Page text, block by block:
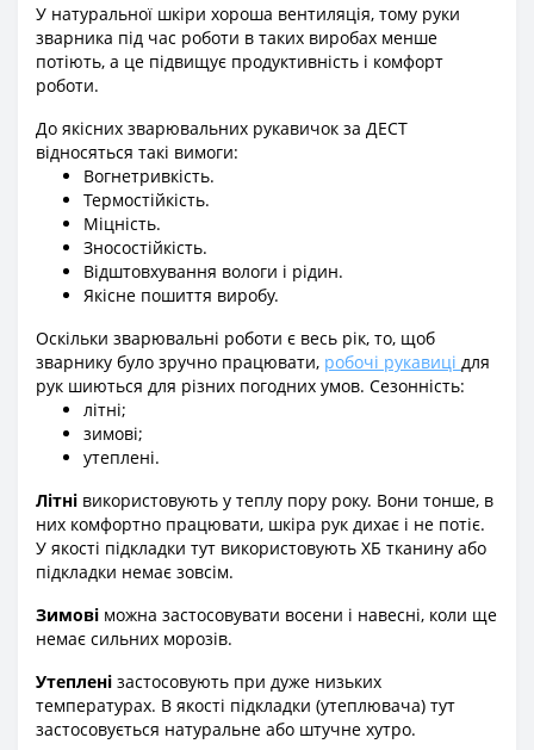
У натуральної шкіри хороша вентиляція, тому руки
зварника під час роботи в таких виробах менше
потіють, а це підвищує продуктивність і комфорт
роботи.
До якісних зварювальних рукавичок за ДЕСТ
відносяться такі вимоги:
Вогнетривкість.
Термостійкість.
Міцність.
Зносостійкість.
Відштовхування вологи і рідин.
Якісне пошиття виробу.
Оскільки зварювальні роботи є весь рік, то, щоб
зварнику було зручно працювати, робочі рукавиці для
рук шиються для різних погодних умов. Сезонність:
літні;
зимові;
утеплені.
Літні використовують у теплу пору року. Вони тонше, в
них комфортно працювати, шкіра рук дихає і не потіє.
У якості підкладки тут використовують ХБ тканину або
підкладки немає зовсім.
Зимові можна застосовувати восени і навесні, коли ще
немає сильних морозів.
Утеплені застосовують при дуже низьких
температурах. В якості підкладки (утеплювача) тут
застосовується натуральне або штучне хутро.